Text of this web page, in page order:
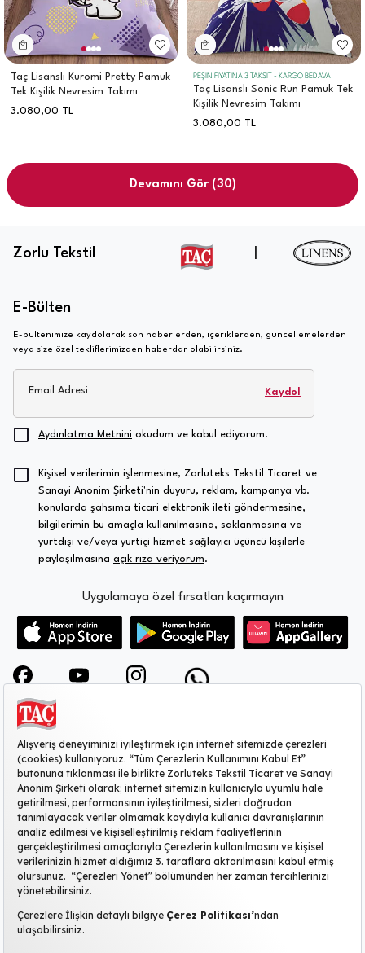
Taç Lisanslı Kuromi Pretty Pamuk
Tek Kişilik Nevresim Takımı
3.080,00 TL
PEŞİN FİYATINA 3 TAKSİT - KARGO BEDAVA
Taç Lisanslı Sonic Run Pamuk Tek
Kişilik Nevresim Takımı
3.080,00 TL
Devamını Gör(30)
Zorlu Tekstil
E-Bülten
E-bültenimize kaydolarak son haberlerden, içeriklerden, güncellemelerden
veya size özel tekliflerimizden haberdar olabilirsiniz.
Email Adresi Kaydol
Aydınlatma Metnini okudum ve kabul ediyorum.
Kişisel verilerimin işlenmesine, Zorluteks Tekstil Ticaret ve
Sanayi Anonim Şirketi'nin duyuru, reklam, kampanya vb.
konularda şahsıma ticari elektronik ileti göndermesine,
bilgilerimin bu amaçla kullanılmasına, saklanmasına ve
yurtdışı ve/veya yurtiçi hizmet sağlayıcı üçüncü kişilerle
paylaşılmasına açık rıza veriyorum.
Uygulamaya özel fırsatları kaçırmayın
KURUMSAL
MÜŞTERİ HİZMETLERİ
SİTE HAKKINDA
POPÜLER KATEGORİLER